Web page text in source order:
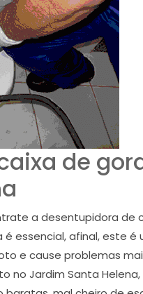
de
a desentupidora de
essencial, afinal, este
e cause problemas
Jardim Santa